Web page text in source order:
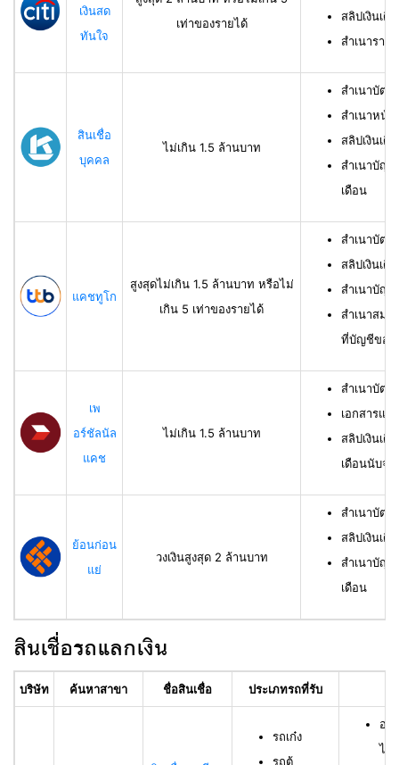
เงินสด
ทันใจ
เท่าของรายได้
สลิปเงินเดื
สำเนาราย
สินเชื่อ
บุคคล
ไม่เกิน 1.5 ล้านบาท
สำเนาบัตร
สำเนาหน้
สลิปเงินเดื
สำเนาบัญชี
เดือน
แคชทูโก
สูงสุดไม่เกิน 1.5 ล้านบาท หรือไม่
เกิน 5 เท่าของรายได้
สำเนาบัตร
สลิปเงินเดื
สำเนาบัญ
สำเนาสมุด
ที่บัญชีของ
เพ
อร์ชัลนัล
แคช
ไม่เกิน 1.5 ล้านบาท
สำเนาบัตร
เอกสารแส
สลิปเงินเ
เดือนนับจ
ย้อนก่อน
แย่
วงเงินสูงสุด 2 ล้านบาท
สำเนาบัต
สลิปเงินเดื
สำเนาบัญชี
เดือน
สินเชื่อรถแลกเงิน
บริษัท ค้นหาสาขา ชื่อสินเชื่อ ประเภทรถที่รับ
รถเก๋ง
รถตู้
อา
ไม่